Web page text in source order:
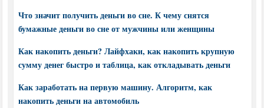
Что значит получить деньги во сне. К чему снятся
бумажные деньги во сне от мужчины или женщины
Как накопить деньги? Лайфхаки, как накопить крупную
сумму денег быстро и таблица, как откладывать деньги
Как заработать на первую машину. Алгоритм, как
накопить деньги на автомобиль